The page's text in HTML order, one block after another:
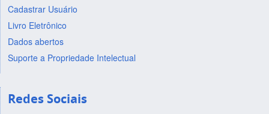
Cadastrar Usuário
Livro Eletrônico
Dados abertos
Suporte a Propriedade Intelectual
Redes Sociais